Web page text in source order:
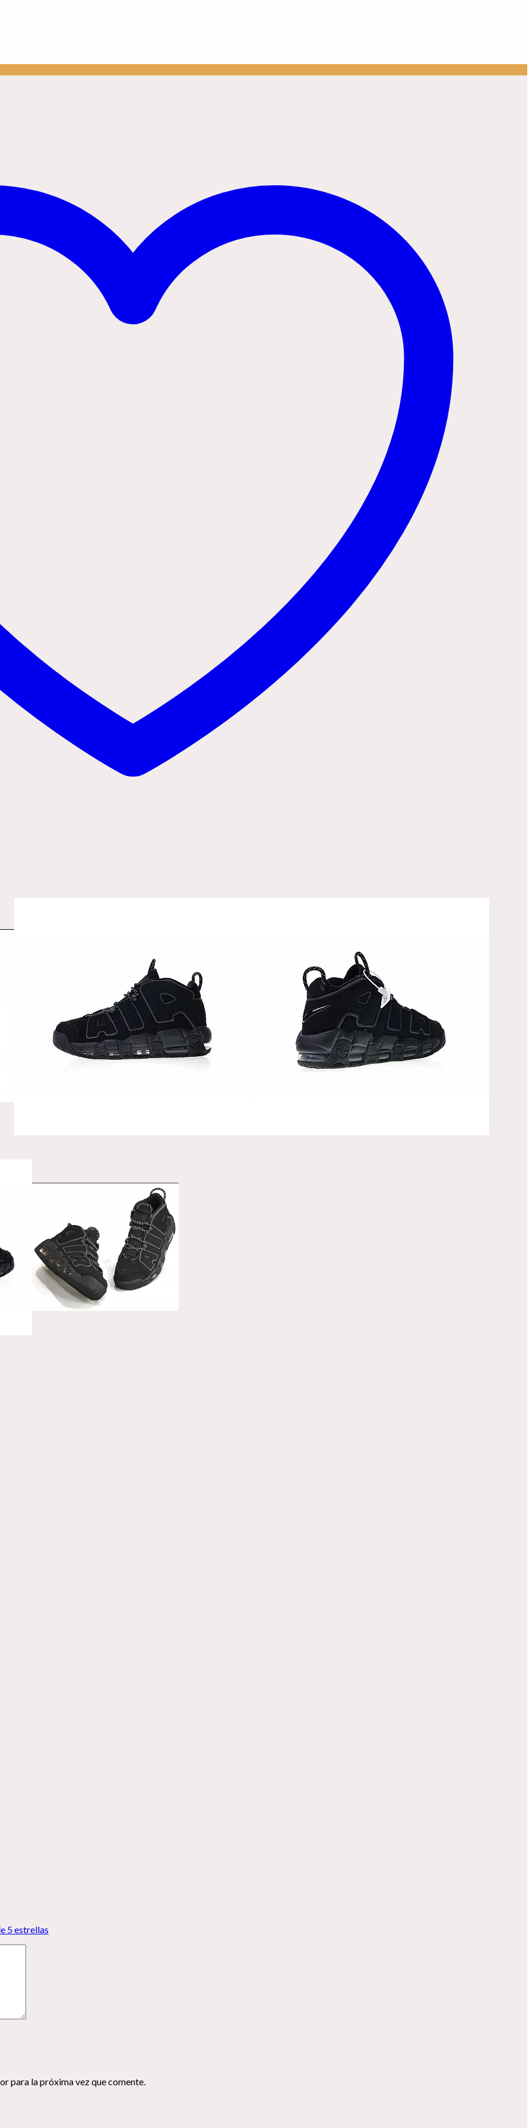
5 estrellas
para la próxima vez que comente.